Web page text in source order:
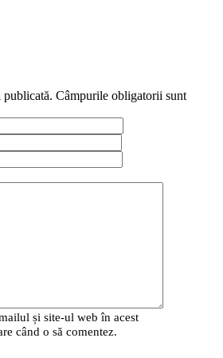
publicată. Câmpurile obligatorii sunt
și site-ul web în acest
când o să comentez.